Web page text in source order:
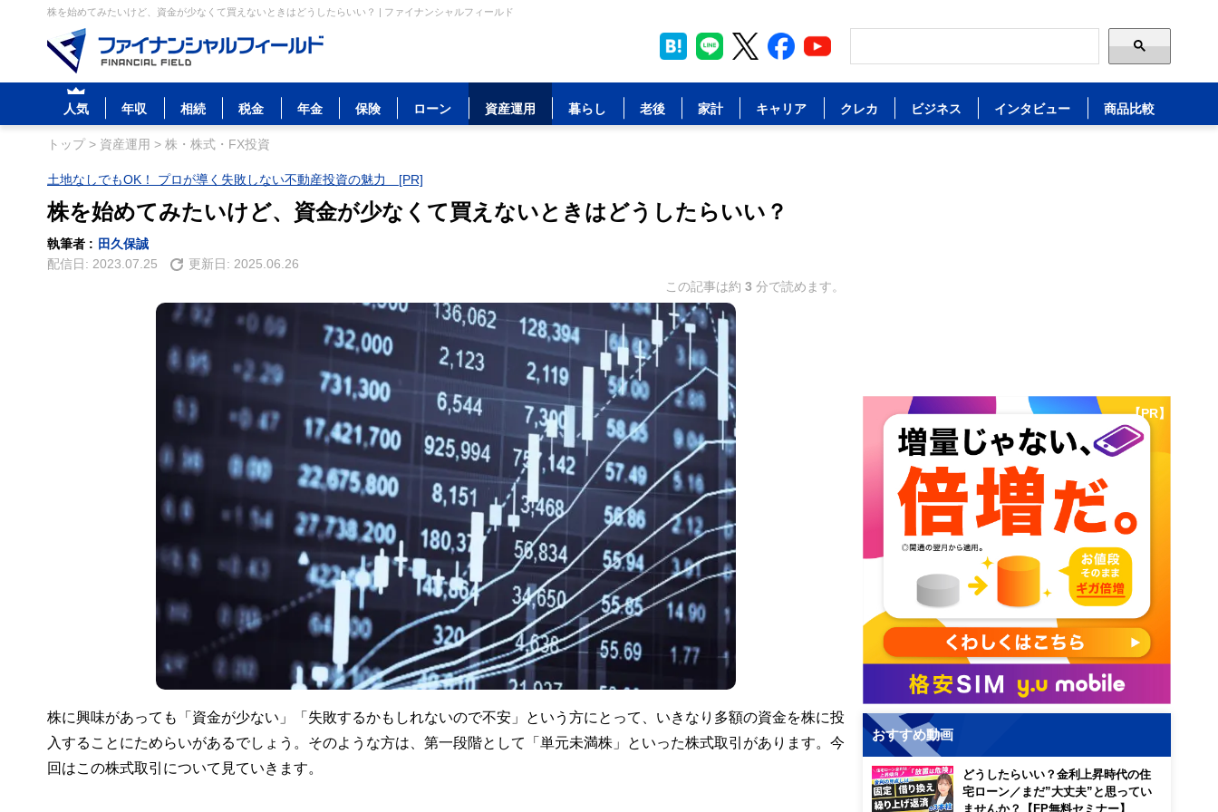
株を始めてみたいけど、資金が少なくて買えないときはどうしたらいい？ | ファイナンシャルフィールド
人気 年収 相続 税金 年金 保険 ローン 資産運用 暮らし 老後 家計 キャリア クレカ ビジネス インタビュー 商品比較
トップ> 資産運用 > 株・株式・FX投資
土地なしでもOK！ プロが導く失敗しない不動産投資の魅力 [PR]
株を始めてみたいけど、資金が少なくて買えないときはどうしたらいい？
執筆者 :
田久保誠
配信日: 2023.07.25 更新日: 2025.06.26
この記事は約 3 分で読めます。
株に興味があっても「資金が少ない」「失敗するかもしれないので不安」という方にとって、いきなり多額の資金を株に投
入することにためらいがあるでしょう。そのような方は、第一段階として「単元未満株」といった株式取引があります。今
回はこの株式取引について見ていきます。
【PR】
おすすめ動画
どうしたらいい？金利上昇時代の住
宅ローン／まだ”大丈夫”と思ってい
ませんか？【FP無料セミナー】